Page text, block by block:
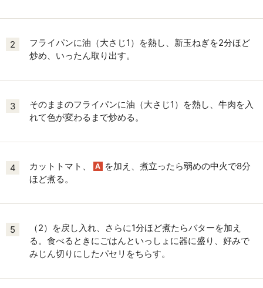
2
フライパンに油（大さじ1）を熱し、新玉ねぎを2分ほど
炒め、いったん取り出す。
3
そのままのフライパンに油（大さじ1）を熱し、牛肉を入
れて色が変わるまで炒める。
4 カットトマト、 A を加え、煮立ったら弱めの中火で8分
ほど煮る。
5
（2）を戻し入れ、さらに1分ほど煮たらバターを加え
る。食べるときにごはんといっしょに器に盛り、好みで
みじん切りにしたパセリをちらす。